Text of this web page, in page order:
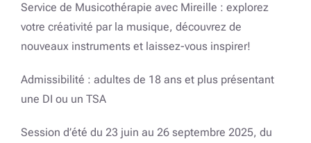
Service de Musicothérapie avec Mireille : explorez
votre créativité par la musique, découvrez de
nouveaux instruments et laissez-vous inspirer!
Admissibilité : adultes de 18 ans et plus présentant
une DI ou un TSA
Session d’été du 23 juin au 26 septembre 2025, du